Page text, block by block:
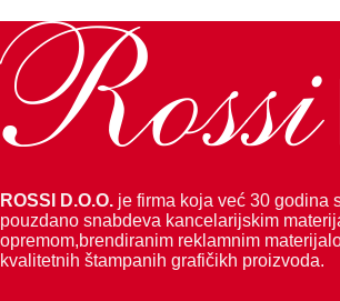
ROSSI D.O.O. je firma koja već 30 godina
pouzdano snabdeva kancelarijskim
opremom,brendiranim reklamnim
kvalitetnih štampanih grafičikh proizvoda.